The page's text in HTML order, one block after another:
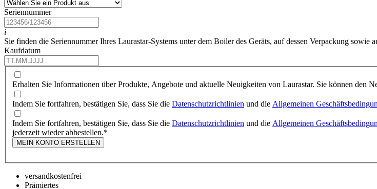
Seriennummer
i
Sie finden die Seriennummer Ihres Laurastar-Systems unter dem Boiler des Geräts, auf dessen Verpackung sowie
Kaufdatum
Erhalten Sie Informationen über Produkte, Angebote und aktuelle Neuigkeiten von Laurastar. Sie können den
Indem Sie fortfahren, bestätigen Sie, dass Sie die Datenschutzrichtlinien und die Allgemeinen
Indem Sie fortfahren, bestätigen Sie, dass Sie die Datenschutzrichtlinien und die Allgemeinen
jederzeit wieder abbestellen.*
MEIN KONTO ERSTELLEN
versandkostenfrei
Prämiertes